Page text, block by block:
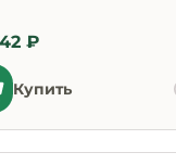
₽
Купить